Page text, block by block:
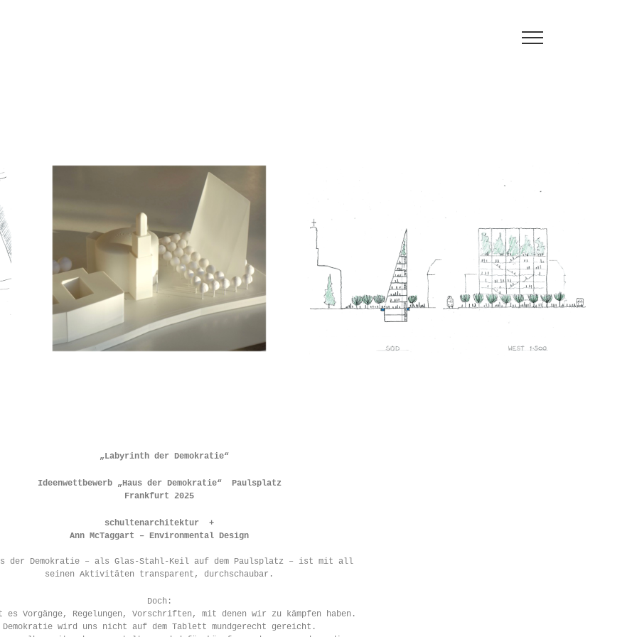
„Labyrinth der Demokratie“
Ideenwettbewerb „Haus der Demokratie“
Paulsplatz
Frankfurt 2025
schultenarchitektur +
Ann McTaggart – Environmental Design
der Demokratie – als Glas-Stahl-Keil auf dem Paulsplatz – ist mit all
seinen Aktivitäten transparent, durchschaubar.
Doch:
Vorgänge, Regelungen, Vorschriften, mit denen wir zu kämpfen haben.
Demokratie wird uns nicht auf dem Tablett mundgerecht gereicht.